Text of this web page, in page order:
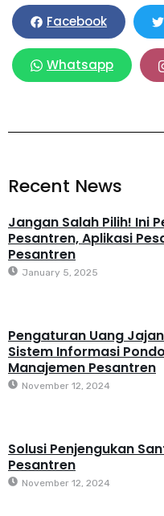
Facebook
Whatsapp
Recent News
Jangan Salah Pilih! Ini
Pesantren, Aplikasi
Pesantren
January 5, 2025
Pengaturan Uang
Sistem Informasi
Manajemen Pesantren
November 12, 2024
Solusi Penjengukan
Pesantren
November 12, 2024